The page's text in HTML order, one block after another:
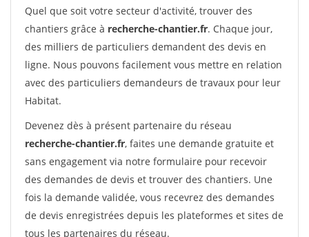
Quel que soit votre secteur d'activité, trouver des
chantiers grâce à recherche-chantier.fr. Chaque jour,
des milliers de particuliers demandent des devis en
ligne. Nous pouvons facilement vous mettre en relation
avec des particuliers demandeurs de travaux pour leur
Habitat.
Devenez dès à présent partenaire du réseau
recherche-chantier.fr, faites une demande gratuite et
sans engagement via notre formulaire pour recevoir
des demandes de devis et trouver des chantiers. Une
fois la demande validée, vous recevrez des demandes
de devis enregistrées depuis les plateformes et sites de
tous les partenaires du réseau.